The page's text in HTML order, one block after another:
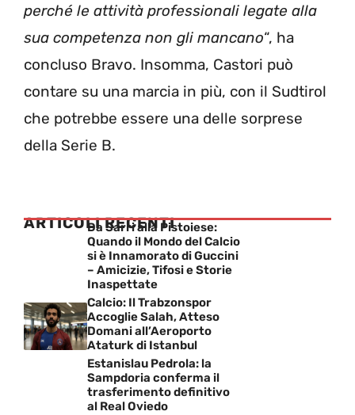
perché le attività professionali legate alla
sua competenza non gli mancano“, ha
concluso Bravo. Insomma, Castori può
contare su una marcia in più, con il Sudtirol
che potrebbe essere una delle sorprese
della Serie B.
ARTICOLI RECENTI
Da Sarri alla Pistoiese:
Quando il Mondo del Calcio
si è Innamorato di Guccini
– Amicizie, Tifosi e Storie
Inaspettate
Calcio: Il Trabzonspor
Accoglie Salah, Atteso
Domani all’Aeroporto
Ataturk di Istanbul
Estanislau Pedrola: la
Sampdoria conferma il
trasferimento definitivo
al Real Oviedo